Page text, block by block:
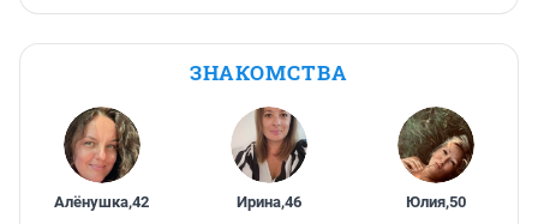
ЗНАКОМСТВА
Алёнушка,42 Ирина,46 Юлия,50